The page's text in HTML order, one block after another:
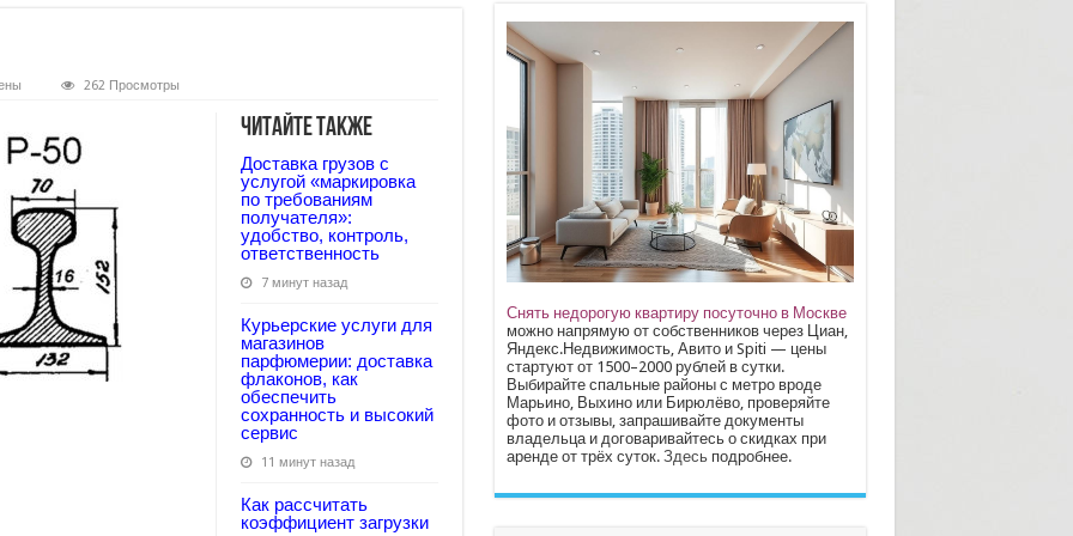
262 Просмотры
Читайте также
Доставка грузов с
услугой «маркировка
по требованиям
получателя»:
удобство, контроль,
ответственность
7 минут назад
Курьерские услуги для
магазинов
парфюмерии: доставка
флаконов, как
обеспечить
сохранность и высокий
сервис
11 минут назад
Как рассчитать
коэффициент загрузки
Снять недорогую квартиру посуточно в Москве
можно напрямую от собственников через Циан,
Яндекс.Недвижимость, Авито и Spiti — цены
стартуют от 1500–2000 рублей в сутки.
Выбирайте спальные районы с метро вроде
Марьино, Выхино или Бирюлёво, проверяйте
фото и отзывы, запрашивайте документы
владельца и договаривайтесь о скидках при
аренде от трёх суток. Здесьподробнее.